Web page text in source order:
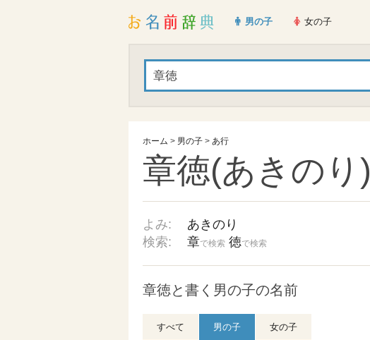
男の子 女の子
ホーム > 男の子 > あ行
章徳(あきのり)
よみ:
あきのり
検索:
章で検索 徳で検索
章徳と書く男の子の名前
すべて 男の子 女の子